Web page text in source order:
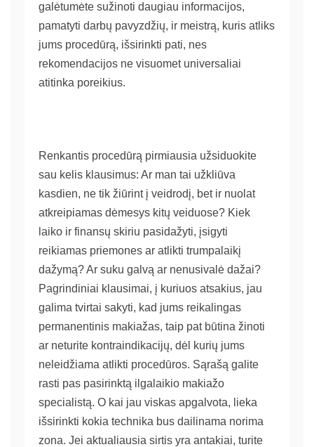
galėtumėte sužinoti daugiau informacijos,
pamatyti darbų pavyzdžių, ir meistrą, kuris atliks
jums procedūrą, išsirinkti pati, nes
rekomendacijos ne visuomet universaliai
atitinka poreikius.
Renkantis procedūrą pirmiausia užsiduokite
sau kelis klausimus: Ar man tai užkliūva
kasdien, ne tik žiūrint į veidrodį, bet ir nuolat
atkreipiamas dėmesys kitų veiduose? Kiek
laiko ir finansų skiriu pasidažyti, įsigyti
reikiamas priemones ar atlikti trumpalaikį
dažymą? Ar suku galvą ar nenusivalė dažai?
Pagrindiniai klausimai, į kuriuos atsakius, jau
galima tvirtai sakyti, kad jums reikalingas
permanentinis makiažas, taip pat būtina žinoti
ar neturite kontraindikacijų, dėl kurių jums
neleidžiama atlikti procedūros. Sąrašą galite
rasti pas pasirinktą ilgalaikio makiažo
specialistą. O kai jau viskas apgalvota, lieka
išsirinkti kokia technika bus dailinama norima
zona. Jei aktualiausia sirtis yra antakiai, turite